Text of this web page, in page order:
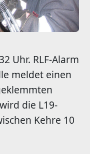
Uhr. RLF-Alarm
meldet einen
die L19-
Kehre 10